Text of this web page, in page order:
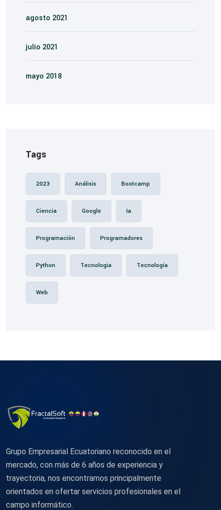
agosto 2021
julio 2021
mayo 2018
Tags
2023 Análisis Bootcamp
Ciencia Google Ia
Programación Programadores
Python Tecnologia Tecnología
Web
Grupo Empresarial Ecuatoriano reconocido en el
mercado, con más de 6 años de experiencia y
trayectoria, nos encontramos principalmente
orientados en ofertar servicios profesionales en el
campo informático.